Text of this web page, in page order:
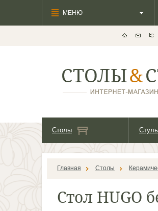
Столы
Главная Столы
Стол HUGO
МЕНЮ